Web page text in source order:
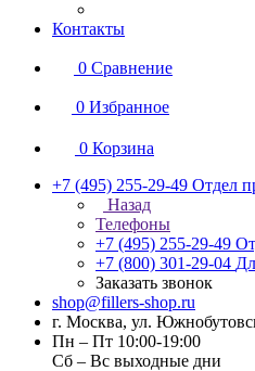
Контакты
0 Сравнение
0 Избранное
0 Корзина
+7 (495) 255-29-49 Отдел
Назад
Телефоны
+7 (495) 255-29-49
+7 (800) 301-29-04
Заказать звонок
shop@fillers-shop.ru
г. Москва, ул.
Пн – Пт 10:00-19:00
Сб – Вс выходные дни